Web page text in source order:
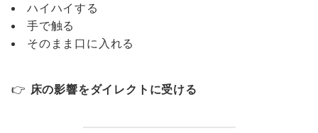
ハイハイする
手で触る
そのまま口に入れる
👉 床の影響をダイレクトに受ける